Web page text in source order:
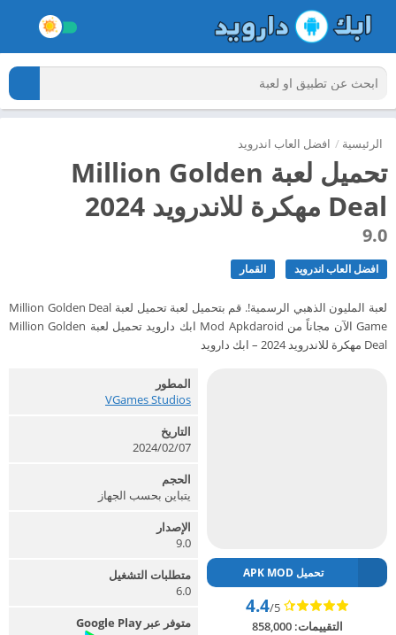
الرئيسية / افضل العاب اندرويد
تحميل لعبة Million Golden
Deal مهكرة للاندرويد 2024
9.0
افضل العاب اندرويد القمار
لعبة المليون الذهبي الرسمية!. قم بتحميل لعبة تحميل لعبة Million Golden Deal
Game الآن مجاناً من Mod Apkdaroid ابك دارويد تحميل لعبة Million Golden
Deal مهكرة للاندرويد 2024 – ابك دارويد
تحميل APK MOD
4.4/5
التقييمات:858,000
المطور
VGames Studios‏
التاريخ
2024/02/07
الحجم
يتباين بحسب الجهاز
الإصدار
9.0
متطلبات التشغيل
6.0
متوفر عبر Google Play